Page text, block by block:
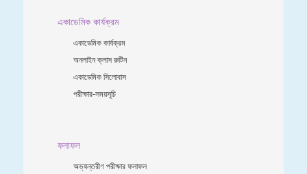
একাডেমিক কার্যক্রম
একাডেমিক কার্যক্রম
অনলাইন ক্লাস রুটিন
একাডেমিক সিলোবাস
পরীক্ষার-সময়সূচি
ফলাফল
অভ্যন্তরীণ পরীক্ষার ফলাফল